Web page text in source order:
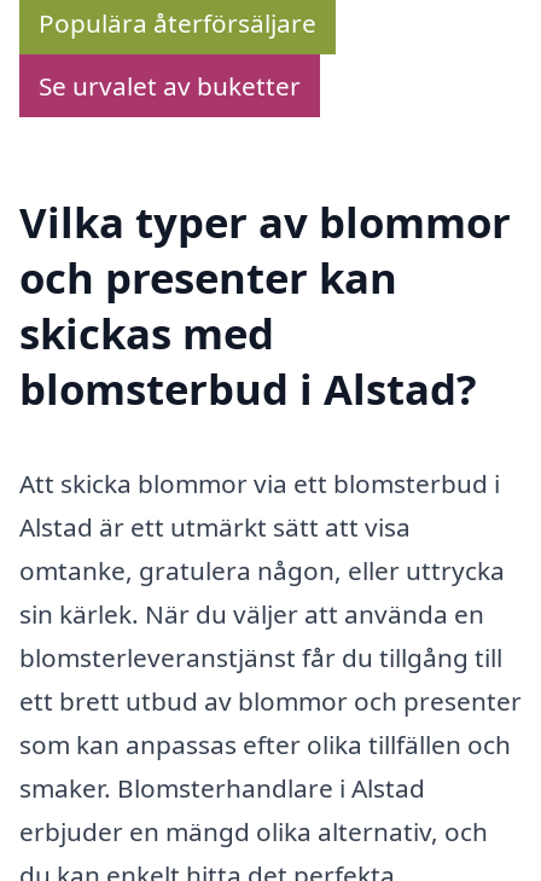
Populära återförsäljare
Se urvalet av buketter
Vilka typer av blommor
och presenter kan
skickas med
blomsterbud i Alstad?
Att skicka blommor via ett blomsterbud i
Alstad är ett utmärkt sätt att visa
omtanke, gratulera någon, eller uttrycka
sin kärlek. När du väljer att använda en
blomsterleveranstjänst får du tillgång till
ett brett utbud av blommor och presenter
som kan anpassas efter olika tillfällen och
smaker. Blomsterhandlare i Alstad
erbjuder en mängd olika alternativ, och